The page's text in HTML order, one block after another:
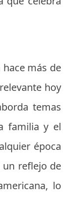
más de
hoy
temas
familia y el
época
un reflejo de
lo